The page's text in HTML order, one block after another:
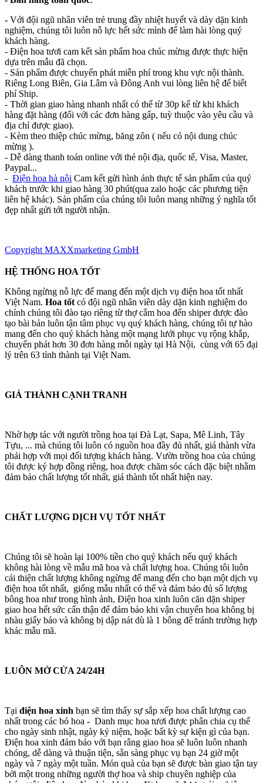
- Với đội ngũ nhân viên trẻ trung đầy nhiệt huyết và dày dặn kinh
nghiệm, chúng tôi luôn nỗ lực hết sức mình để làm hài lòng quý
khách hàng.
- Điện hoa tươi cam kết sản phẩm hoa chúc mừng được thực hiện
dựa trên mẫu đã chọn.
- Sản phẩm được chuyển phát miễn phí trong khu vực nội thành.
Riêng Long Biên, Gia Lâm và Đông Anh vui lòng liên hệ để biết
phí Ship.
- Thời gian giao hàng nhanh nhất có thể từ 30p kể từ khi khách
hàng đặt hàng (đối với các đơn hàng gấp, tuỳ thuộc vào yêu cầu và
địa chỉ được giao).
- Kèm theo thiệp chúc mừng, băng zôn ( nếu có nội dung chúc
mừng ).
- Dễ dàng thanh toán online với thẻ nội địa, quốc tế, Visa, Master,
Paypal...
- Điện hoa hà nội Cam kết gửi hình ảnh thực tế sản phẩm của quý
khách trước khi giao hàng 30 phút(qua zalo hoặc các phương tiện
liên hệ khác). Sản phẩm của chúng tôi luôn mang những ý nghĩa tốt
đẹp nhất gửi tới người nhận.
Copyright MAXXmarketing GmbH
HỆ THỐNG HOA TỐT
Không ngừng nỗ lực để mang đến một dịch vụ điện hoa tốt nhất
Việt Nam. Hoa tốt có đội ngũ nhân viên dày dặn kinh nghiệm do
chính chúng tôi đào tạo riêng từ thợ cắm hoa đến shiper được đào
tạo bài bản luôn tận tâm phục vụ quý khách hàng, chúng tôi tự hào
mang đến cho quý khách hàng một mạng lưới phục vụ rộng khắp,
chuyển phát hơn 30 đơn hàng mỗi ngày tại Hà Nội, cùng với 65 đại
lý trên 63 tỉnh thành tại Việt Nam.
GIÁ THÀNH CẠNH TRANH
Nhờ hợp tác với người trồng hoa tại Đà Lạt, Sapa, Mê Linh, Tây
Tựu, ... mà chúng tôi luôn có nguồn hoa đầy đủ nhất, giá thành vừa
phải hợp với mọi đối tượng khách hàng. Vườn trồng hoa của chúng
tôi được ký hợp đồng riêng, hoa được chăm sóc cách đặc biệt nhằm
đảm bảo chất lượng tốt nhất, giá thành tốt nhất hiện nay.
CHẤT LƯỢNG DỊCH VỤ TỐT NHẤT
Chúng tôi sẽ hoàn lại 100% tiền cho quý khách nếu quý khách
không hài lòng về mẫu mã hoa và chất lượng hoa. Chúng tôi luôn
cải thiện chất lượng không ngừng để mang đến cho bạn một dịch vụ
điện hoa tốt nhất, giống mẫu nhất có thể và đảm bảo đủ số lượng
bông hoa như trong hình ảnh, Điện hoa xinh luôn căn dặn shiper
giao hoa hết sức cẩn thận để đảm bảo khi vận chuyển hoa không bị
nhàu giấy báo và không bị dập nát dù là 1 bông để tránh trường hợp
khác mẫu mã.
LUÔN MỞ CỬA 24/24H
Tại điện hoa xinh bạn sẽ tìm thấy sự sắp xếp hoa chất lượng cao
nhất trong các bó hoa - Danh mục hoa tươi được phân chia cụ thể
cho ngày sinh nhật, ngày kỷ niệm, hoặc bất kỳ sự kiện gì của bạn.
Điện hoa xinh đảm bảo với bạn rằng giao hoa sẽ luôn luôn nhanh
chóng, dễ dàng và thuận tiện, sẵn sàng phục vụ bạn 24 giờ một
ngày và 7 ngày một tuần. Món quà của bạn sẽ được bàn giao tận tay
bởi một trong những người thợ hoa và ship chuyên nghiệp của